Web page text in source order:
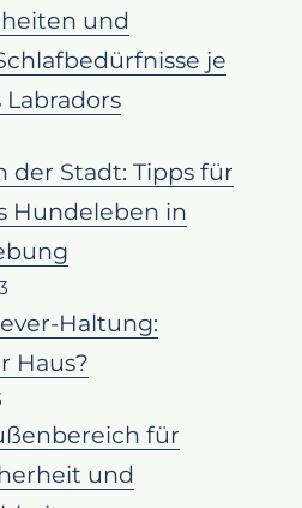
und
je
der Stadt: Tipps für
Hundeleben in
Haltung:
Haus?
für
und